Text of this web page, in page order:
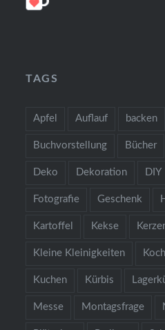
TAGS
Apfel Auflauf backen
Buchvorstellung Bücher
Deko Dekoration DIY
Fotografie Geschenk
Kartoffel Kekse
Kleine Kleinigkeiten
Kuchen Kürbis
Messe Montagsfrage